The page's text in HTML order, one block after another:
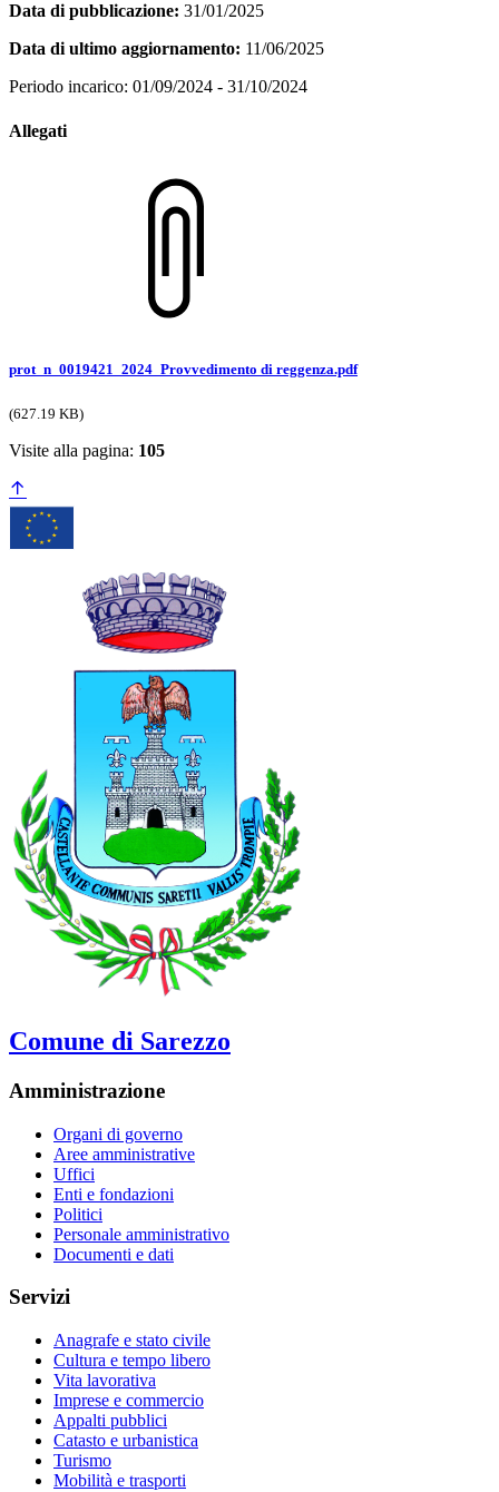
Data di pubblicazione: 31/01/2025
Data di ultimo aggiornamento: 11/06/2025
Periodo incarico: 01/09/2024 - 31/10/2024
Allegati
prot_n_0019421_2024_Provvedimento di reggenza.pdf
(627.19 KB)
Visite alla pagina: 105
Comune di Sarezzo
Amministrazione
Organi di governo
Aree amministrative
Uffici
Enti e fondazioni
Politici
Personale amministrativo
Documenti e dati
Servizi
Anagrafe e stato civile
Cultura e tempo libero
Vita lavorativa
Imprese e commercio
Appalti pubblici
Catasto e urbanistica
Turismo
Mobilità e trasporti